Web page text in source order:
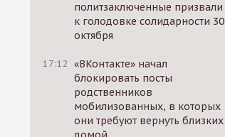
политзаключенные призвали
к голодовке солидарности 30
октября
17:12 «ВКонтакте» начал
блокировать посты
родственников
мобилизованных, в которых
они требуют вернуть близких